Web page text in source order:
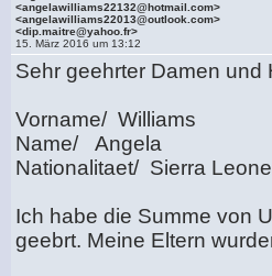
<angelawilliams22132@hotmail.com>
<angelawilliams22013@outlook.com>
<dip.maitre@yahoo.fr>
15. März 2016 um 13:12
Sehr geehrter Damen und
Vorname/ Williams
Name/ Angela
Nationalitaet/ Sierra
Ich habe die Summe von
geebrt. Meine Eltern